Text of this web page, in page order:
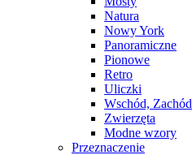
Natura
Nowy York
Panoramiczne
Pionowe
Retro
Uliczki
Wschód, Zachód
Zwierzęta
Modne wzory
Przeznaczenie